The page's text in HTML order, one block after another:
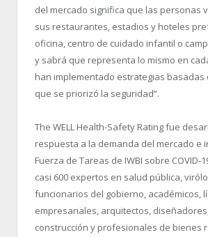
del mercado significa que las personas
sus restaurantes, estadios y hoteles
oficina, centro de cuidado infantil o
y sabrá que representa lo mismo en
han implementado estrategias basadas
que se priorizó la seguridad”.
The WELL Health-Safety Rating fue
respuesta a la demanda del mercado e
Fuerza de Tareas de IWBI sobre COVID-
casi 600 expertos en salud pública,
funcionarios del gobierno, académicos,
empresariales, arquitectos,
construcción y profesionales de bienes